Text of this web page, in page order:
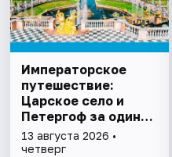
Императорское
путешествие:
Царское село и
Петергоф за один
день
13 августа 2026 •
четверг